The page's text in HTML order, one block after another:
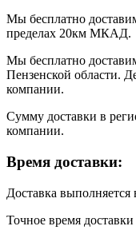
Мы бесплатно
пределах 20км МКАД.
Мы бесплатно
Пензенской области.
компании.
Сумму доставки в
компании.
Время доставки:
Доставка
Точное время доставки